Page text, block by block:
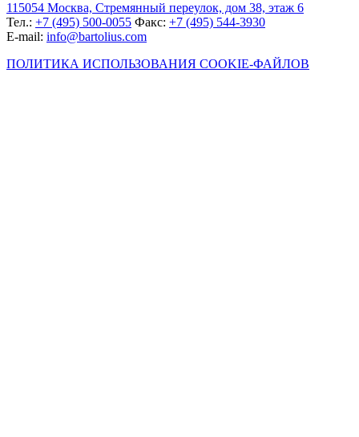
115054 Москва, Стремянный переулок, дом 38, этаж 6
Тел.: +7 (495) 500-0055 Факс: +7 (495) 544-3930
E-mail: info@bartolius.com
ПОЛИТИКА ИСПОЛЬЗОВАНИЯ COOKIE-ФАЙЛОВ